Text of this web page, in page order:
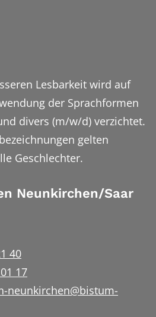
Lesbarkeit wird auf
der Sprachformen
divers (m/w/d) verzichtet.
gelten
Geschlechter.
Neunkirchen/Saar
40
17
neunkirchen@bistum-